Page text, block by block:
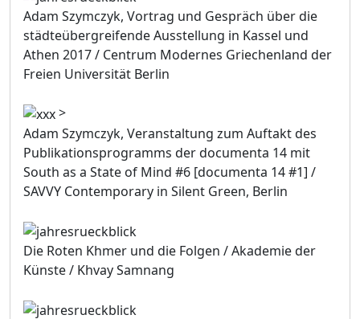
Adam Szymczyk, Vortrag und Gespräch über die
städteübergreifende Ausstellung in Kassel und
Athen 2017 / Centrum Modernes Griechenland der
Freien Universität Berlin
>
Adam Szymczyk, Veranstaltung zum Auftakt des
Publikationsprogramms der documenta 14 mit
South as a State of Mind #6 [documenta 14 #1] /
SAVVY Contemporary in Silent Green, Berlin
Die Roten Khmer und die Folgen / Akademie der
Künste / Khvay Samnang